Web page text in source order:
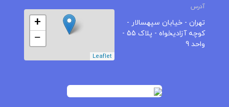
آدرس
تهران - خیابان سپهسالار -
کوچه آزادیخواه - پلاک 55 -
واحد 9
+
−
Leaflet